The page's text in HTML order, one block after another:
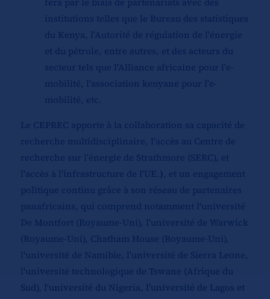
institutions telles que le Bureau des statistiques
du Kenya, l'Autorité de régulation de l'énergie
et du pétrole, entre autres, et des acteurs du
secteur tels que l'Alliance africaine pour l'e-
mobilité, l'association kenyane pour l'e-
mobilité, etc.
Le CEPREC apporte à la collaboration sa capacité de
recherche multidisciplinaire, l'accès au Centre de
recherche sur l'énergie de Strathmore (SERC), et
l'accès à l'infrastructure de l'UE.), et un engagement
politique continu grâce à son réseau de partenaires
panafricains, qui comprend notamment l'université
De Montfort (Royaume-Uni), l'université de Warwick
(Royaume-Uni), Chatham House (Royaume-Uni),
l'université de Namibie, l'université de Sierra Leone,
l'université technologique de Tswane (Afrique du
Sud), l'université du Nigeria, l'université de Lagos et